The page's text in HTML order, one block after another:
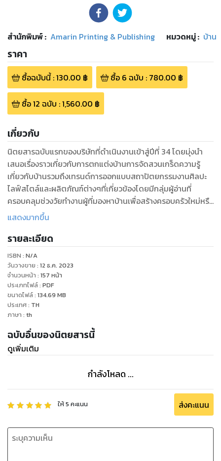
สำนักพิมพ์: Amarin Printing & Publishing หมวดหมู่: บ้าน
ราคา
ซื้อฉบับนี้:130.00 ฿ ซื้อ 6 ฉบับ : 780.00 ฿
ซื้อ12 ฉบับ :1,560.00 ฿
เกี่ยวกับ
นิตยสารฉบับแรกของบริษัทที่ดำเนินงานเข้าสู่ปีที่ 34 โดยมุ่งนำ
เสนอเรื่องราวเกี่ยวกับการตกแต่งบ้านการจัดสวนเกร็ดความรู้
เกี่ยวกับบ้านรวมถึงเทรนด์การออกแบบสถาปัตยกรรมงานศิลปะ
ไลฟ์สไตล์และผลิตภัณฑ์ต่างๆที่เกี่ยวข้องโดยมีกลุ่มผู้อ่านที่
ครอบคลุมช่วงวัยทำงานผู้ที่มองหาบ้านเพื่อสร้างครอบครัวใหม่หรือ
ผู้ที่ต้องการต่อเติมและตกแต่งบ้านวันนี้ “บ้านและสวน” เป็น
ประเทศซึ่งนับได้ว่าเป็นนิตยสารหมวดตกแต่งบ้านที่ขายดีที่สุด
ของประเทศไทยวางตลาดทุกวันที่ 10ของเดือน
แสดงมากขึ้น
รายละเอียด
ISBN : N/A
วันวางขาย : 12 ธ.ค. 2023
จำนวนหน้า : 157 หน้า
ประเภทไฟล์: PDF
ขนาดไฟล์: 134.69 MB
ประเทศ: TH
ภาษา : th
ฉบับอื่นของนิตยสารนี้
ดูเพิ่มเติม
กำลังโหลด ...
ให้5 คะแนน ส่งคะแนน